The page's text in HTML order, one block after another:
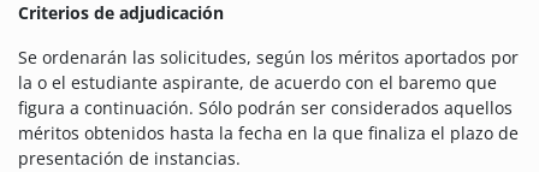
Criterios de adjudicación
Se ordenarán las solicitudes, según los méritos aportados por
la o el estudiante aspirante, de acuerdo con el baremo que
figura a continuación. Sólo podrán ser considerados aquellos
méritos obtenidos hasta la fecha en la que finaliza el plazo de
presentación de instancias.